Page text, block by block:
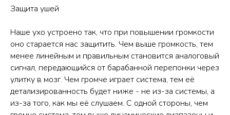
Защита ушей
Наше ухо устроено так, что при повышении громкости
оно старается нас защитить. Чем выше громкость, тем
менее линейным и правильным становится аналоговый
сигнал, передающийся от барабанной перепонки через
улитку в мозг. Чем громче играет система, тем её
детализированность будет ниже - не из-за системы, а
из-за того, как мы её слушаем. С одной стороны, чем